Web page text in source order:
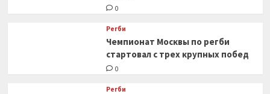
0
Регби
Чемпионат Москвы по регби
стартовал с трех крупных побед
0
Регби